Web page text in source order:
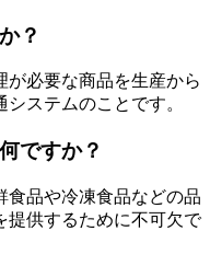
？
が必要な商品を生産から
ステムのことです。
ですか？
食品や冷凍食品などの品
提供するために不可欠で